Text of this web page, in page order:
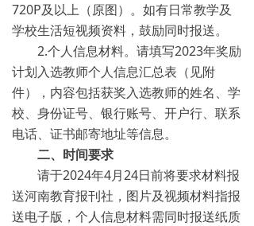
720P及以上（原图）。如有日常教学及
学校生活短视频资料，鼓励同时报送。
2.个人信息材料。请填写2023年奖励
计划入选教师个人信息汇总表（见附
件），内容包括获奖入选教师的姓名、学
校、身份证号、银行账号、开户行、联系
电话、证书邮寄地址等信息。
二、时间要求
请于2024年4月24日前将要求材料报
送河南教育报刊社，图片及视频材料指报
送电子版，个人信息材料需同时报送纸质